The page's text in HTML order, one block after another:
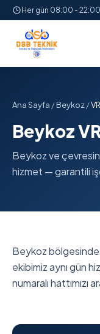
Her gün 08:00 - 22:00
Ana Sayfa /Beykoz/
Beykoz
Beykoz ve
hizmet — garantili
Beykoz bölgesinde
ekibimiz aynı gün
numaralı hattımızı